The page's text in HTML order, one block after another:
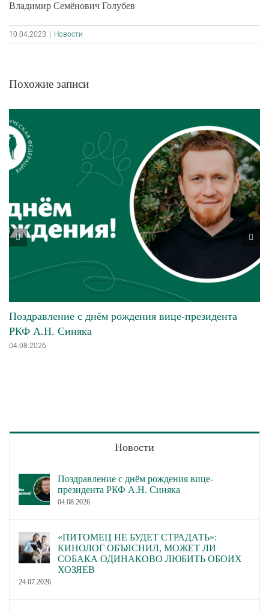
Владимир Семёнович Голубев
10.04.2023 Новости
Похожие записи
Поздравление с днём рождения вице-президента
РКФ А.Н. Синяка
04.08.2026
Новости
Поздравление с днём рождения вице-
президента РКФ А.Н. Синяка
04.08.2026
«ПИТОМЕЦ НЕ БУДЕТ СТРАДАТЬ»:
КИНОЛОГ ОБЪЯСНИЛ, МОЖЕТ ЛИ
СОБАКА ОДИНАКОВО ЛЮБИТЬ ОБОИХ
ХОЗЯЕВ
24.07.2026